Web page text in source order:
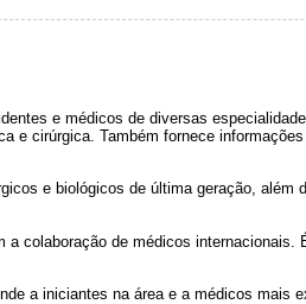
e médicos de diversas
cirúrgica. Também fornece
e biológicos de última geração, além
colaboração de médicos internacionais.
a iniciantes na área e a médicos mais